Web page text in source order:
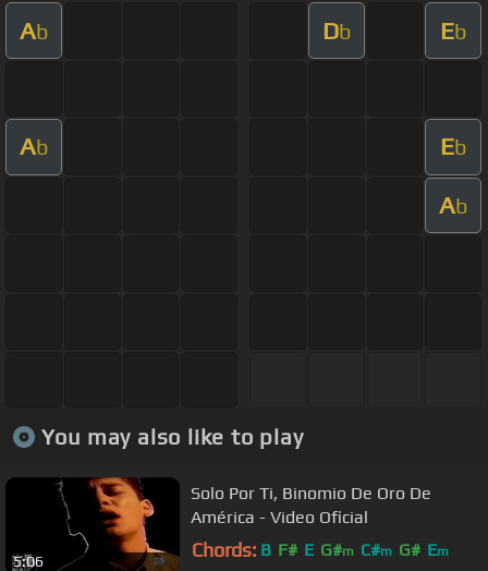
Ab Db Eb
Ab Eb
Ab
You may also like to play
5:06
Solo Por Ti, Binomio De Oro De
América - Video Oficial
Chords: B F# E G#m C#m G# Em